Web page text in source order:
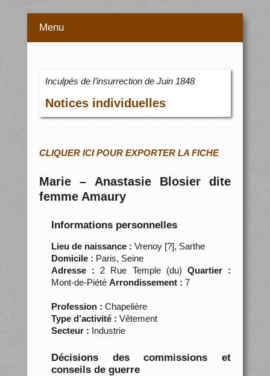
Menu
Inculpés de l’insurrection de Juin 1848
Notices individuelles
CLIQUER ICI POUR EXPORTER LA FICHE
Marie – Anastasie Blosier dite
femme Amaury
Informations personnelles
Lieu de naissance : Vrenoy [?], Sarthe
Domicile : Paris, Seine
Adresse : 2 Rue Temple (du)Quartier :
Mont-de-Piété Arrondissement : 7
Profession : Chapelière
Type d’activité : Vêtement
Secteur : Industrie
Décisions des commissions et
conseils de guerre